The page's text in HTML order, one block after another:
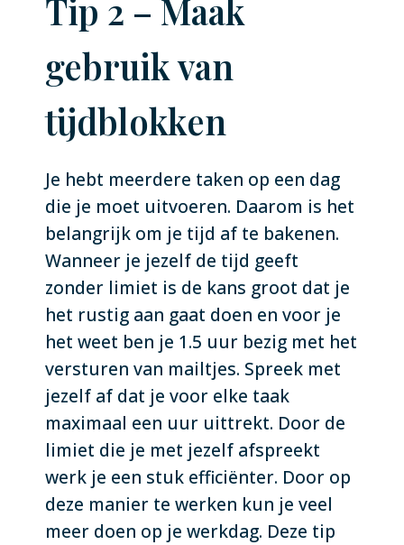
Tip 2 – Maak
gebruik van
tijdblokken
Je hebt meerdere taken op een dag
die je moet uitvoeren. Daarom is het
belangrijk om je tijd af te bakenen.
Wanneer je jezelf de tijd geeft
zonder limiet is de kans groot dat je
het rustig aan gaat doen en voor je
het weet ben je 1.5 uur bezig met het
versturen van mailtjes. Spreek met
jezelf af dat je voor elke taak
maximaal een uur uittrekt. Door de
limiet die je met jezelf afspreekt
werk je een stuk efficiënter. Door op
deze manier te werken kun je veel
meer doen op je werkdag. Deze tip